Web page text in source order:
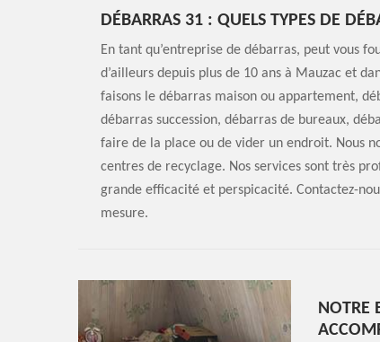
DÉBARRAS 31 : QUELS TYPES DE
En tant qu’entreprise de débarras, peut vous
d’ailleurs depuis plus de 10 ans à Mauzac et
faisons le débarras maison ou appartement,
débarras succession, débarras de bureaux,
faire de la place ou de vider un endroit. Nous
centres de recyclage. Nos services sont très
grande efficacité et perspicacité. Contactez-
mesure.
NOTRE